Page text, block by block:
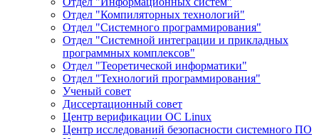
Отдел "Компиляторных технологий"
Отдел "Системного программирования"
Отдел "Системной интеграции и прикладных
программных комплексов"
Отдел "Теоретической информатики"
Отдел "Технологий программирования"
Ученый совет
Диссертационный совет
Центр верификации ОС Linux
Центр исследований безопасности системного ПО